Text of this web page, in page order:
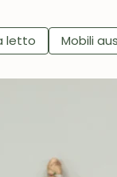
letto Mobili